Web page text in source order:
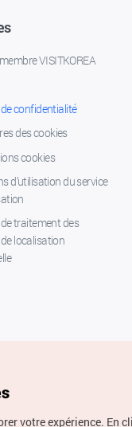
VISITKOREA
confidentialité
des cookies
cookies
d’utilisation du service
traitement des
localisation
votre expérience. En